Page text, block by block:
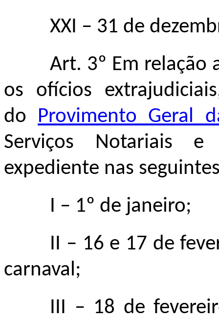
XXI – 31 de
Art. 3º Em relação
os ofícios
do Provimento Geral
Serviços Notariais
expediente nas
I – 1º de janeiro;
II – 16 e 17 de
carnaval;
III – 18 de